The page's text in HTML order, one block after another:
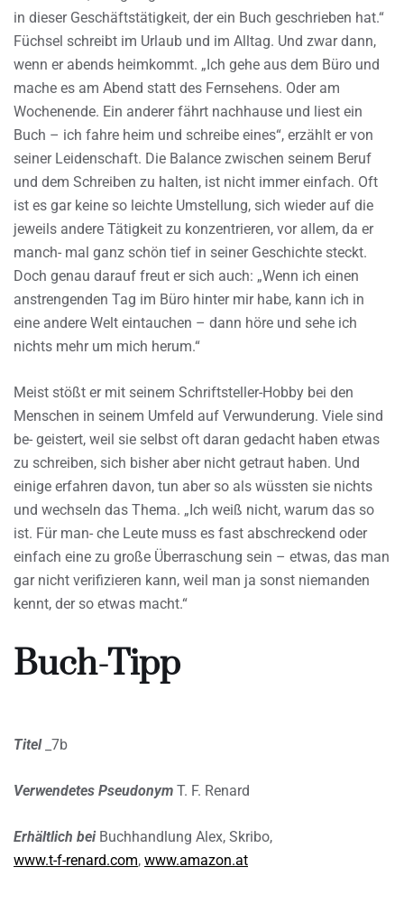
in dieser Geschäftstätigkeit, der ein Buch geschrieben hat.“
Füchsel schreibt im Urlaub und im Alltag. Und zwar dann,
wenn er abends heimkommt. „Ich gehe aus dem Büro und
mache es am Abend statt des Fernsehens. Oder am
Wochenende. Ein anderer fährt nachhause und liest ein
Buch – ich fahre heim und schreibe eines“, erzählt er von
seiner Leidenschaft. Die Balance zwischen seinem Beruf
und dem Schreiben zu halten, ist nicht immer einfach. Oft
ist es gar keine so leichte Umstellung, sich wieder auf die
jeweils andere Tätigkeit zu konzentrieren, vor allem, da er
manch- mal ganz schön tief in seiner Geschichte steckt.
Doch genau darauf freut er sich auch: „Wenn ich einen
anstrengenden Tag im Büro hinter mir habe, kann ich in
eine andere Welt eintauchen – dann höre und sehe ich
nichts mehr um mich herum.“
Meist stößt er mit seinem Schriftsteller-Hobby bei den
Menschen in seinem Umfeld auf Verwunderung. Viele sind
be- geistert, weil sie selbst oft daran gedacht haben etwas
zu schreiben, sich bisher aber nicht getraut haben. Und
einige erfahren davon, tun aber so als wüssten sie nichts
und wechseln das Thema. „Ich weiß nicht, warum das so
ist. Für man- che Leute muss es fast abschreckend oder
einfach eine zu große Überraschung sein – etwas, das man
gar nicht verifizieren kann, weil man ja sonst niemanden
kennt, der so etwas macht.“
Buch-Tipp
Titel_7b
Verwendetes Pseudonym T. F. Renard
Erhältlich beiBuchhandlung Alex, Skribo,
www.t-f-renard.com, www.amazon.at